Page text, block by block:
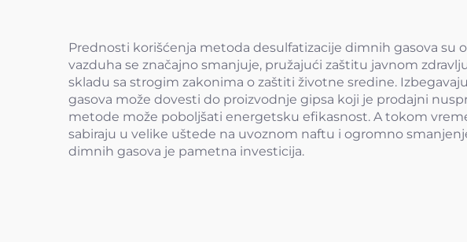
Prednosti korišćenja metoda desulfatizacije dimnih gasova su
vazduha se značajno smanjuje, pružajući zaštitu javnom
skladu sa strogim zakonima o zaštiti životne sredine.
gasova može dovesti do proizvodnje gipsa koji je prodajni
metode može poboljšati energetsku efikasnost. A tokom
sabiraju u velike uštede na uvoznom naftu i ogromno
dimnih gasova je pametna investicija.